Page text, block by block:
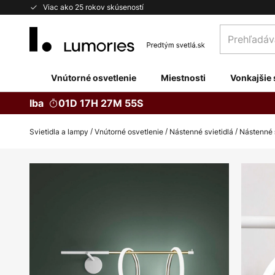
Viac ako 25 rokov skúseností
Skip
obchod
Vnútorné osvetlenie Miestnosti Vonkajšie
Iba 01D 17H 27M 54S
Svietidla a lampy Vnútorné osvetlenie Nástenné svietidlá